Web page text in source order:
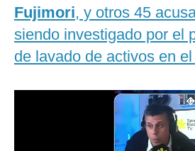
Internacional
Tecnología
Fujimori, y otros 45
siendo investigado por el
de lavado de activos en el